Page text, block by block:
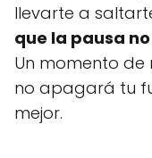
llevarte a
que la pausa
Un momento de
no apagará tu
mejor.